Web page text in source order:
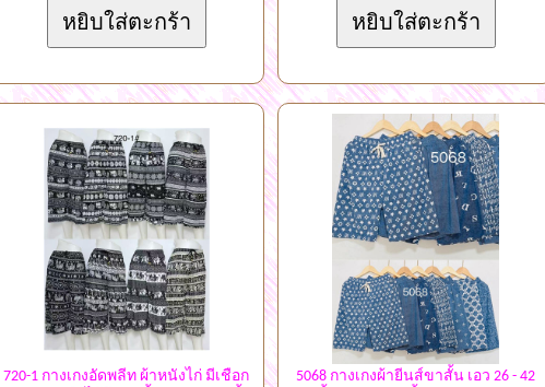
720-1 กางเกงอัดพลีท ผ้าหนังไก่ มีเชือก
5068 กางเกงผ้ายีนส์ขาสั้น เอว 26 - 42